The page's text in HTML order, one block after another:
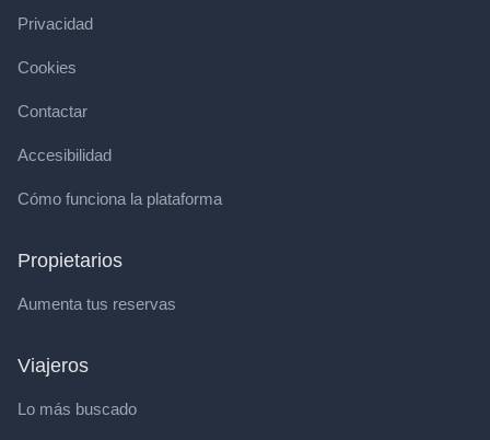
Privacidad
Cookies
Contactar
Accesibilidad
Cómo funciona la plataforma
Propietarios
Aumenta tus reservas
Viajeros
Lo más buscado